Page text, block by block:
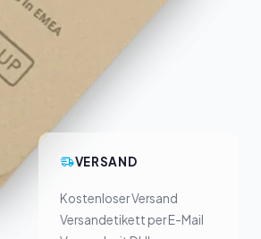
VERSAND
Kostenloser Versand
Versandetikett per E-Mail